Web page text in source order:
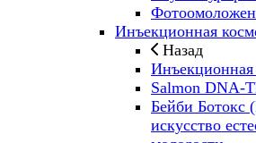
Инъекционная
Назад
Инъекционная
Salmon DNA-
Бейби Ботокс
искусство